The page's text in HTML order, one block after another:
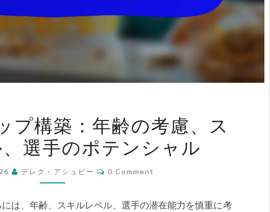
者
ラ
イ
ン
ッ
プ構築：年齢の考慮、ス
選手のポテンシャル
デレク・アシュビー Comments
0 Comment
は、年齢、スキルレベル、選手の潜在能力を慎重に考